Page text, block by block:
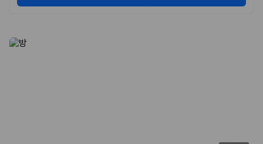
Q. 제주렌트카 가격비교는 카모아에서 어떻게 하나요?